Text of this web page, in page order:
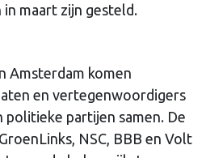
maart zijn gesteld.
Amsterdam komen
en vertegenwoordigers
politieke partijen samen. De
NSC, BBB en Volt